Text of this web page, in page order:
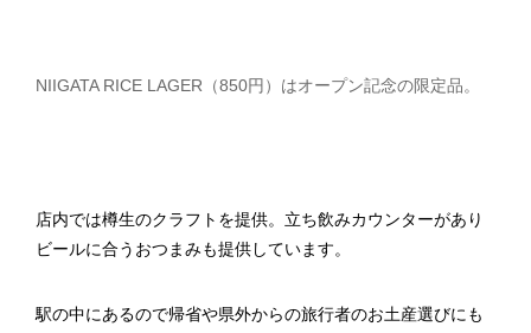
NIIGATA RICE LAGER（850円）はオープン記念の限定品。
店内では樽生のクラフトを提供。立ち飲みカウンターがあり
ビールに合うおつまみも提供しています。
駅の中にあるので帰省や県外からの旅行者のお土産選びにも